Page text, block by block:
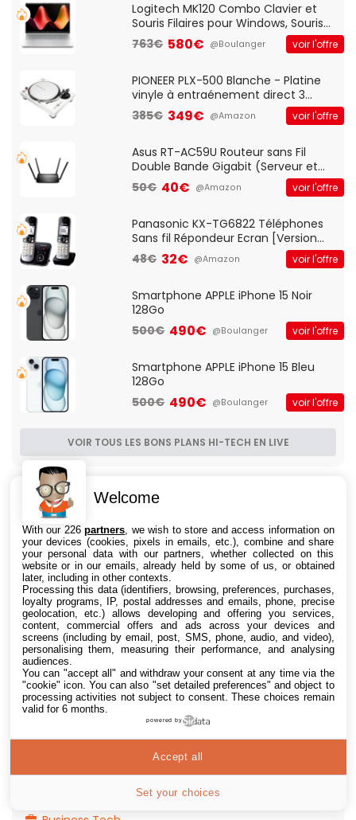
QWERTY UK - Noir
Logitech MK120 Combo Clavier et
Souris Filaires pour Windows, Souris
Optique Filaire, Connexion USB Plug
And Play, Confortable, Taille
QWERTY UK - Noir
763€ 580€ @Boulanger voir l'offre
PIONEER PLX-500 Blanche - Platine
vinyle à entraénement direct 3
vitesses (33-45-78 trs/min) avec
pre-ampli intégré et port USB
385€ 349€ @Amazon voir l'offre
Asus RT-AC59U Routeur sans Fil
Double Bande Gigabit (Serveur et
Client VPN, Triple Vlan, Mode Point
d'accès et Bridge, contrôle Parental,
50€ 40€ @Amazon voir l'offre
Panasonic KX-TG6822 Téléphones
Sans fil Répondeur Ecran [Version
Française]
48€ 32€ @Amazon voir l'offre
Smartphone APPLE iPhone 15 Noir
128Go
500€ 490€ @Boulanger voir l'offre
Smartphone APPLE iPhone 15 Bleu
128Go
500€ 490€ @Boulanger voir l'offre
VOIR TOUS LES BONS PLANS HI-TECH EN LIVE
Catégories
Smartphones
PC & Systèmes
Culture Geek
Internet
Jeux vidéo
Logiciels
Matériel
Promos
Tests
Welcome
With our 226partners , we wish to store and access information on
your devices (cookies, pixels in emails, etc.), combine and share
your personal data with our partners, whether collected on this
website or in our emails, already held by some of us, or obtained
later, including in other contexts.
Processing this data (identifiers, browsing, preferences, purchases,
loyalty programs, IP, postal addresses and emails, phone, precise
geolocation, etc.) allows developing and offering you services,
content, commercial offers and ads across your devices and
screens (including by email, post, SMS, phone, audio, and video),
personalising them, measuring their performance, and analysing
audiences.
You can "accept all" and withdraw your consent at any time via the
"cookie" icon. You can also "set detailed preferences" and object to
processing activities not subject to consent. These choices remain
valid for 6 months.
powered by
Set your choices
Accept all